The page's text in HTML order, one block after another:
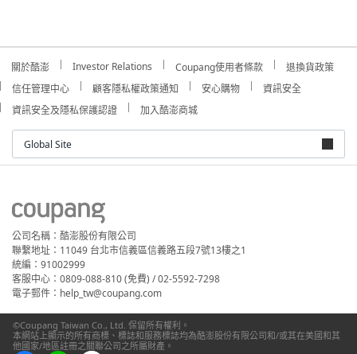
關於酷澎 Investor Relations Coupang使用者條款
退換貨政策
信任管理中心
顧客隱私權政策通知 安心購物
資訊安全
資訊安全及隱私保護認證
加入酷澎商城
Global Site
公司名稱：酷澎股份有限公司
聯繫地址：11049 台北市信義區信義路五段7號13樓之1
統編：91002999
客服中心：0809-088-810 (免費) / 02-5592-7298
電子郵件：help_tw@coupang.com
©Coupang Taiwan Co., Ltd. 保留所有權利。
本網站上顯示的所有商標、標誌和服務標誌均為酷澎股份有限公司和/或其在美國和其
他國家/地區註冊之關聯公司之所屬財產。